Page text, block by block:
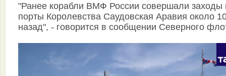
"Ранее корабли ВМФ России совершали заходы
порты Королевства Саудовская Аравия около
назад", - говорится в сообщении Северного